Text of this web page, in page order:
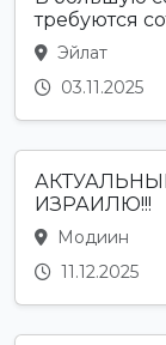
требуются
Эйлат
03.11.2025
ИЗРАИЛЮ!!!
Модиин
11.12.2025